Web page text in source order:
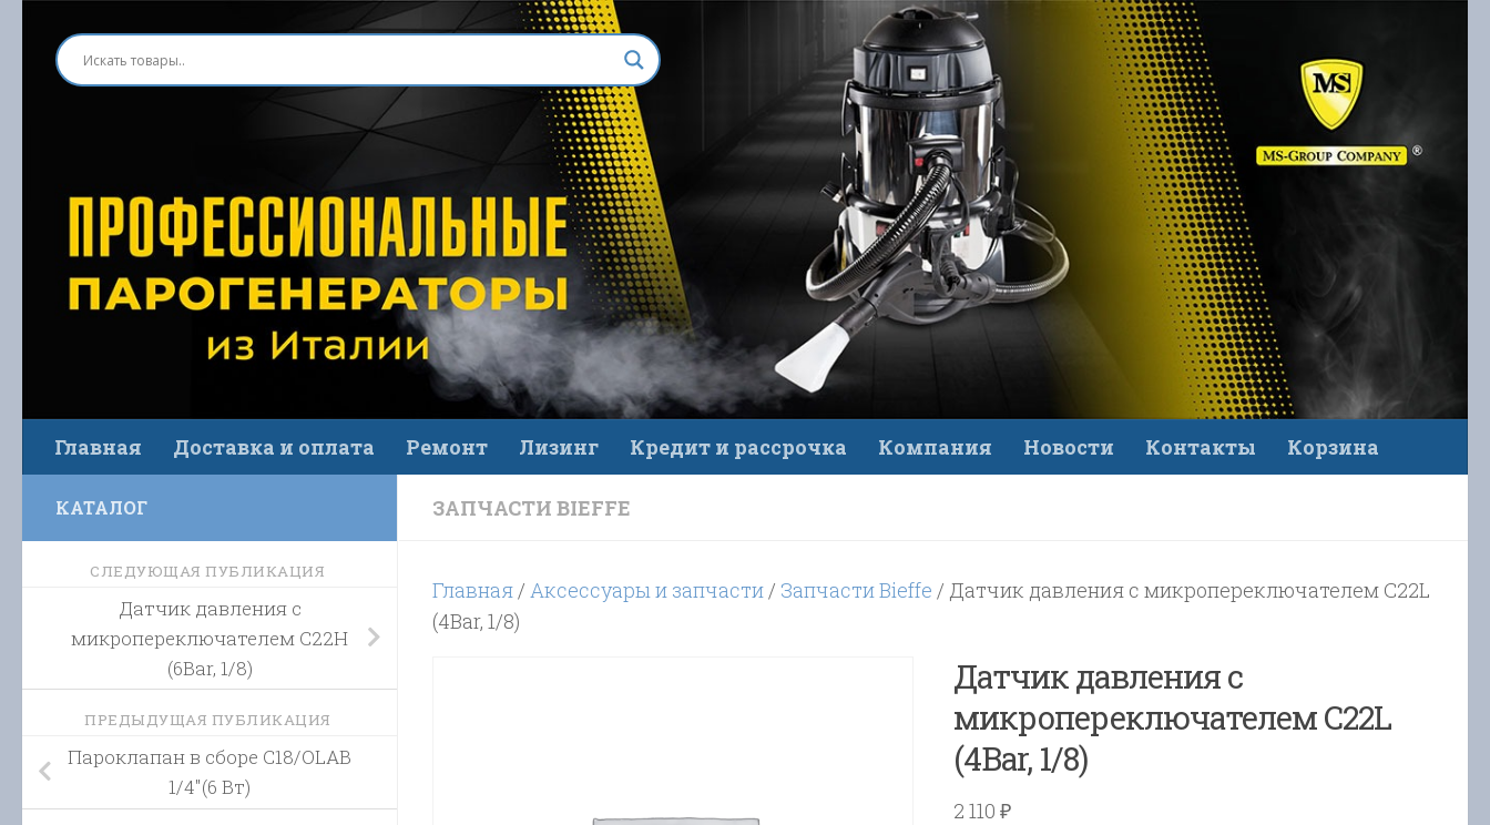
Перейти к содержимому
Главная Доставка и оплата Ремонт Лизинг Кредит и рассрочка Компания Новости Контакты Корзина
ЗАПЧАСТИ BIEFFE
Главная/ Аксессуары и запчасти/ Запчасти Bieffe / Датчик давления с микропереключателем C22L
(4Bar, 1/8)
Датчик давления с
микропереключателем C22L
(4Bar, 1/8)
2 110₽
КАТАЛОГ
СЛЕДУЮЩАЯ ПУБЛИКАЦИЯ
Датчик давления с
микропереключателем C22H
(6Bar, 1/8)
ПРЕДЫДУЩАЯ ПУБЛИКАЦИЯ
Пароклапан в сборе C18/OLAB
1/4″(6 Вт)